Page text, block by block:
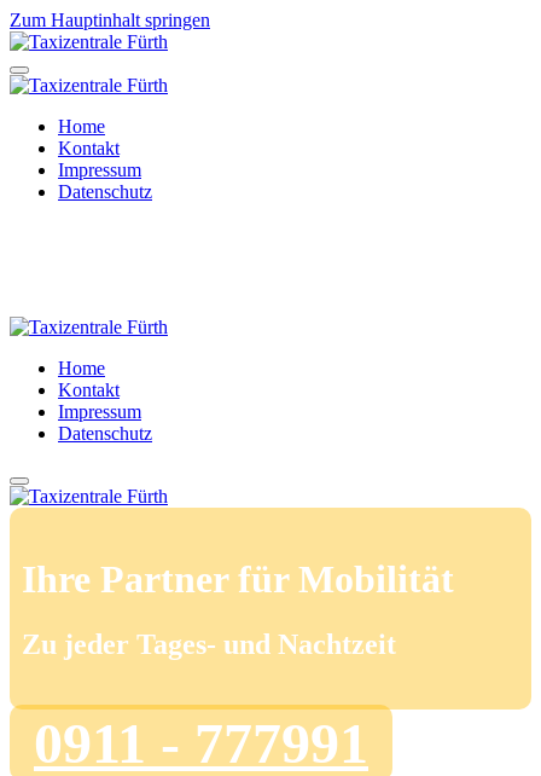
Zum Hauptinhalt springen
Home
Kontakt
Impressum
Datenschutz
Home
Kontakt
Impressum
Datenschutz
Ihre Partner für Mobilität
Zu jeder Tages- und Nachtzeit
0911 - 777991